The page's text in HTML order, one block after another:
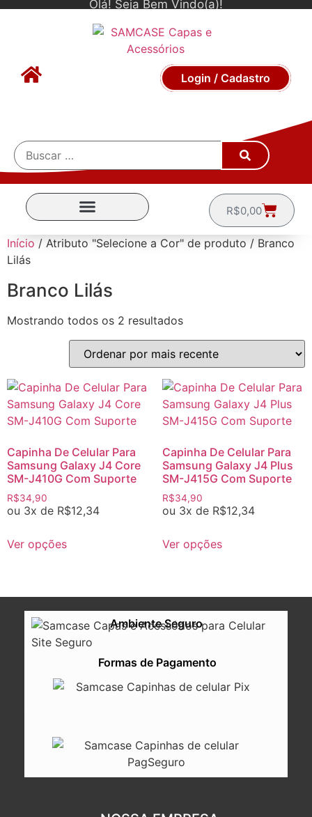
Olá! Seja Bem Vindo(a)!
Login / Cadastro
R$0,00
Início / Atributo "Selecione a Cor" de produto / Branco
Lilás
Branco Lilás
Mostrando todos os 2 resultados
Capinha De Celular Para
Samsung Galaxy J4 Core
SM-J410G Com Suporte
R$34,90
ou 3x de R$12,34
Ver opções
Capinha De Celular Para
Samsung Galaxy J4 Plus
SM-J415G Com Suporte
R$34,90
ou 3x de R$12,34
Ver opções
Ambiente Seguro
Formas de Pagamento